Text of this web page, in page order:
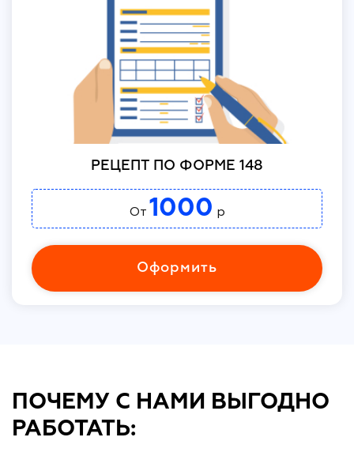
РЕЦЕПТ ПО ФОРМЕ 148
От 1000 р
Оформить
ПОЧЕМУ С НАМИ ВЫГОДНО
РАБОТАТЬ: